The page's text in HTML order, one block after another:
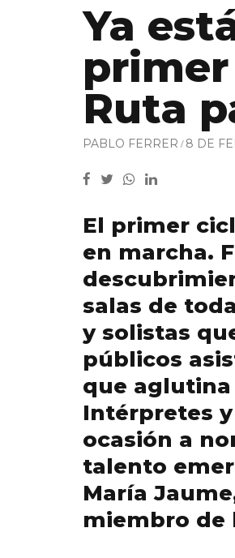
Ya
Ruta
PABLO FERRER 8 DE
El primer
en marcha.
salas de
y solistas
públicos
que
Intérpretes
ocasión a
talento
María
miembro de